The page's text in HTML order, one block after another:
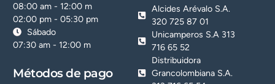
08:00 am - 12:00 m
02:00 pm - 05:30 pm
Sábado
07:30 am - 12:00 m
Métodos de pago
Alcides Arévalo S.A.
320 725 87 01
Unicamperos S.A 313
716 65 52
Distribuidora
Grancolombiana S.A.